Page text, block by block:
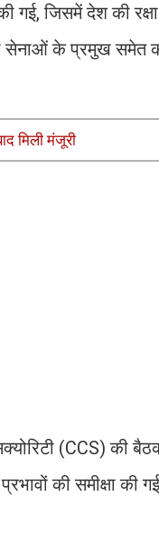
जिसमें देश की रक्षा
के प्रमुख समेत
मिली मंजूरी
(CCS) की
की समीक्षा की